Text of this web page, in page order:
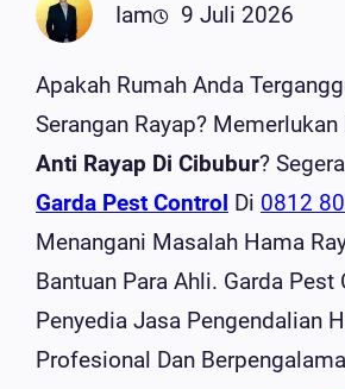
Iam 9 Juli 2026
Apakah Rumah Anda
Serangan Rayap? Memerlukan
Anti Rayap Di Cibubur?
Garda Pest Control Di 0812
Menangani Masalah Hama
Bantuan Para Ahli. Garda Pest
Penyedia Jasa Pengendalian
Profesional Dan